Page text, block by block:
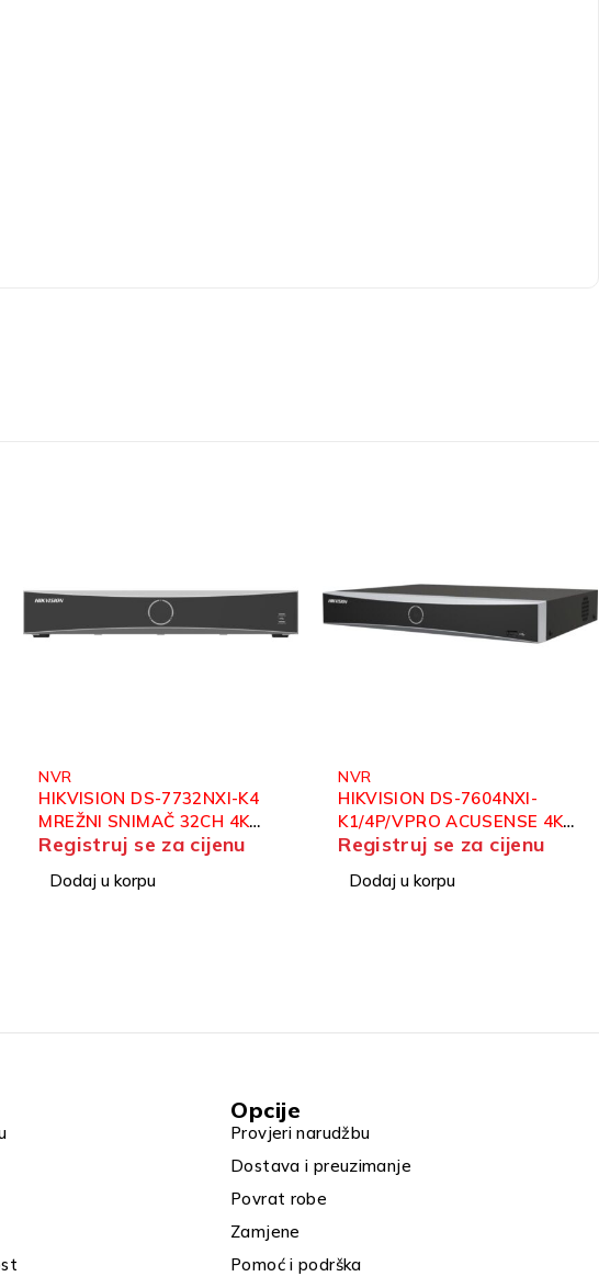
NVR
HIKVISION DS-7604NXI-
K1/4P/VPRO ACUSENSE 4K
POE NVR
Registruj se za cijenu
Dodaj u korpu
Mrežna Oprema
Video Nadzor
HIKVISION DS-7604NXI-K1
MREŽNI SNIMAC 4CH
Registruj se za cijenu
Opcije
Provjeri narudžbu
Dostava i preuzimanje
Povrat robe
Zamjene
Pomoć i podrška